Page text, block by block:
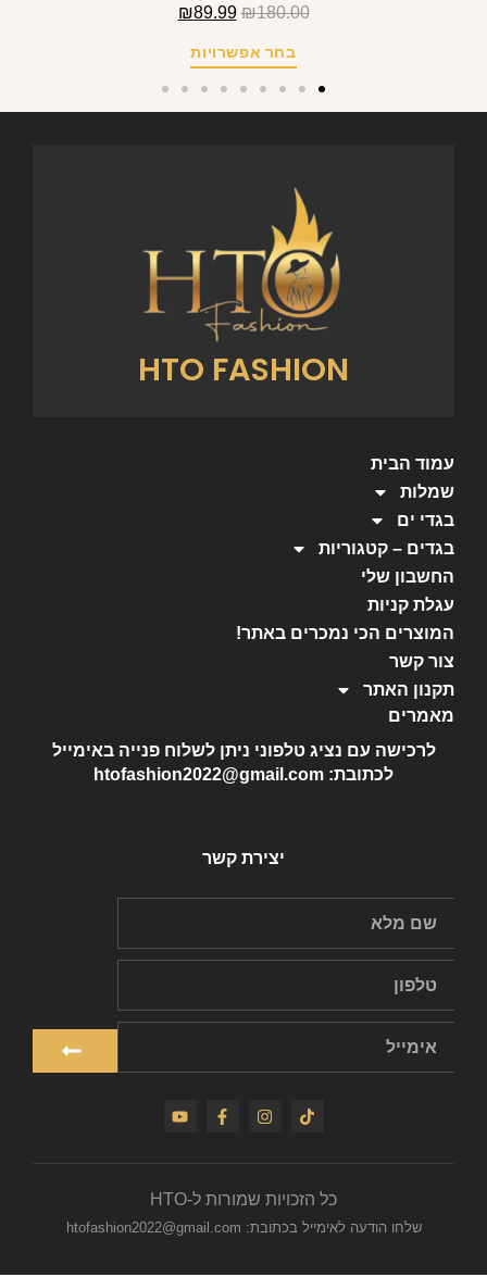
₪180.00
₪89.99
בחר אפשרויות
HTO FASHION
עמוד הבית
שמלות
בגדי ים
בגדים – קטגוריות
החשבון שלי
עגלת קניות
המוצרים הכי נמכרים באתר!
צור קשר
תקנון האתר
מאמרים
לרכישה עם נציג טלפוני ניתן לשלוח פנייה באימייל
לכתובת: htofashion2022@gmail.com
יצירת קשר
כל הזכויות שמורות ל-HTO
שלחו הודעה לאימייל בכתובת: htofashion2022@gmail.com